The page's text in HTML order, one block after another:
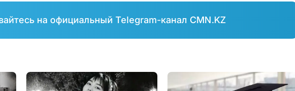
на официальный Telegram-канал CMN.KZ